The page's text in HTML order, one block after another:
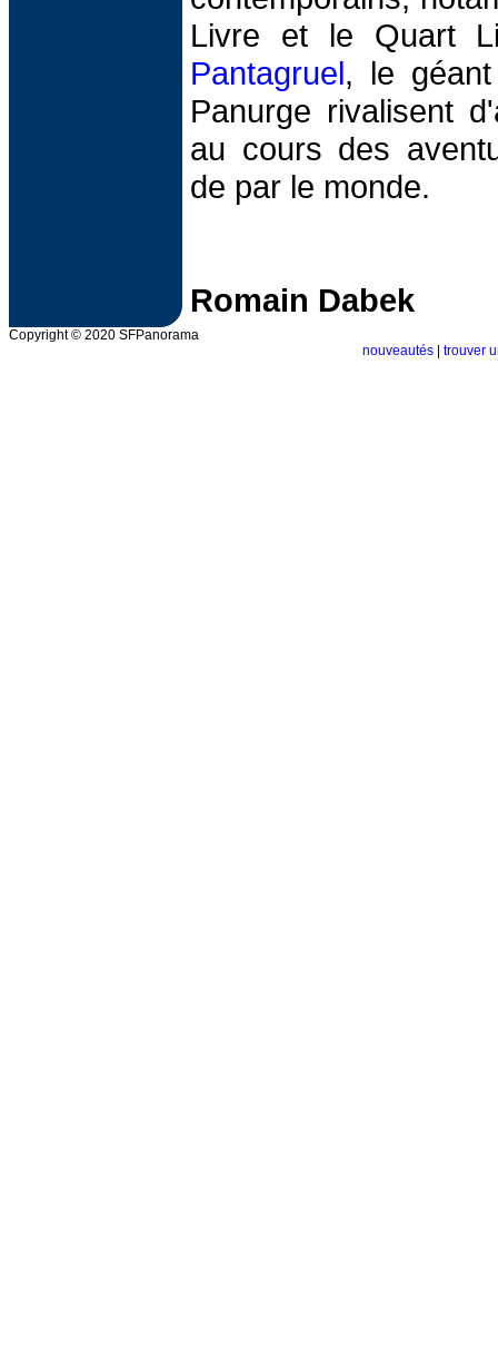
Livre et le Quart
Pantagruel, le
Panurge rivalisent
au cours des
de par le monde.
Romain Dabek
Copyright © 2020 SFPanorama
nouveautés
trouver